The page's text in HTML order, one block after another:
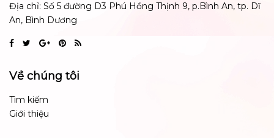
Địa chỉ: Số 5 đường D3 Phú Hồng Thịnh 9, p.Bình An, tp. Dĩ
An, Bình Dương
Về chúng tôi
Tìm kiếm
Giới thiệu